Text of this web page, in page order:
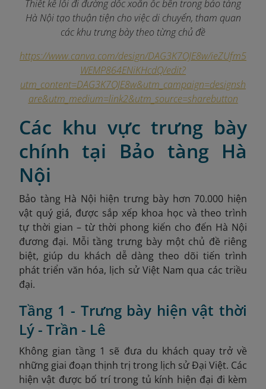
Thiết kế lối đi đường dốc xoắn ốc bên trong bảo tàng
Hà Nội tạo thuận tiện cho việc di chuyển, tham quan
các khu trưng bày theo từng chủ đề
https://www.canva.com/design/DAG3K7OJE8w/ieZUfm5
WEMP864ENiKHcdQ/edit?
utm_content=DAG3K7OJE8w&utm_campaign=designsh
are&utm_medium=link2&utm_source=sharebutton
Các khu vực trưng bày
chính tại Bảo tàng Hà
Nội
Bảo tàng Hà Nội hiện trưng bày hơn 70.000 hiện
vật quý giá, được sắp xếp khoa học và theo trình
tự thời gian – từ thời phong kiến cho đến Hà Nội
đương đại. Mỗi tầng trưng bày một chủ đề riêng
biệt, giúp du khách dễ dàng theo dõi tiến trình
phát triển văn hóa, lịch sử Việt Nam qua các triều
đại.
Tầng 1 - Trưng bày hiện vật thời
Lý - Trần - Lê
Không gian tầng 1 sẽ đưa du khách quay trở về
những giai đoạn thịnh trị trong lịch sử Đại Việt. Các
hiện vật được bố trí trong tủ kính hiện đại đi kèm